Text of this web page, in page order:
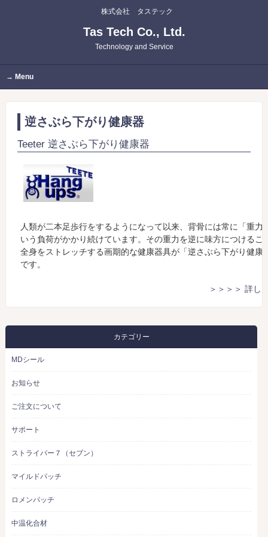
株式会社 タステック
Tas Tech Co., Ltd.
Technology and Service
Menu
逆さぶら下がり健康器
Teeter 逆さぶら下がり健康器
人類が二本足歩行をするようになって以来、背骨には常に「重力
いう負荷がかかり続けています。その重力を逆に味方につけるこ
全身をストレッチする画期的な健康器具が「逆さぶら下がり健康
です。
＞＞＞＞ 詳し
カテゴリー
MDシール
お知らせ
ご注文について
サポート
ストライパー７（セブン）
マイルドパッチ
ロメンパッチ
中温化合材